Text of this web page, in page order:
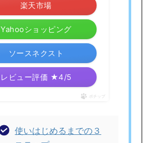
楽天市場
Yahooショッピング
ソースネクスト
レビュー評価 ★4/5
ポチップ
使いはじめるまでの３